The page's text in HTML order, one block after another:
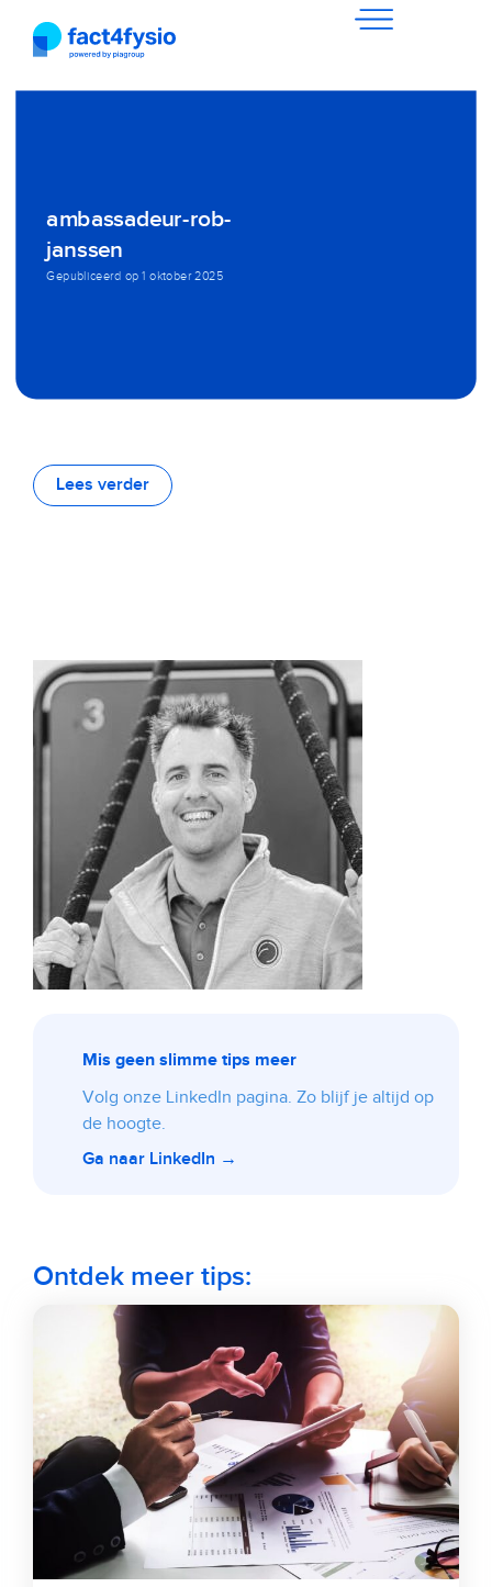
ambassadeur-rob-
janssen
Gepubliceerd op 1 oktober 2025
Lees verder
Mis geen slimme tips meer
Volg onze LinkedIn pagina. Zo blijf je altijd op
de hoogte.
Ga naar LinkedIn →
Ontdek meer tips: